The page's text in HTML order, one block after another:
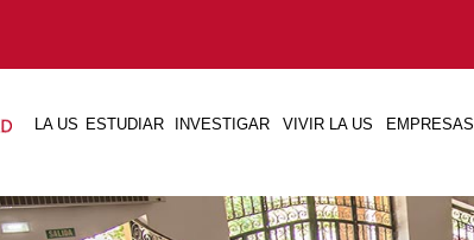
LA US ESTUDIAR INVESTIGAR VIVIR LA US EMPRESAS